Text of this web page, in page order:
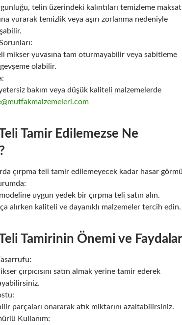
telin üzerindeki kalıntıları temizleme
vurarak temizlik veya aşırı zorlanma nedeniyle
mikser yuvasına tam oturmayabilir veya sabitleme
olabilir.
bakım veya düşük kaliteli malzemelerde
Tamir Edilemezse Ne
çırpma teli tamir edilemeyecek kadar hasar
uygun yedek bir çırpma teli satın alın.
alırken kaliteli ve dayanıklı malzemeler tercih edin.
Tamirinin Önemi ve
çırpıcısını satın almak yerine tamir ederek
parçaları onararak atık miktarını azaltabilirsiniz.
Kullanım: